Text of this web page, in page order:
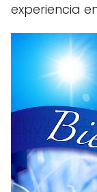
experiencia